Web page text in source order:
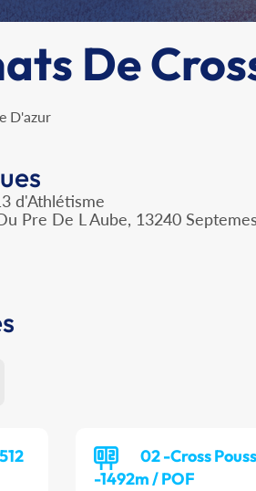
De
D'azur
d'Athlétisme
Pre De L Aube, 13240
02 -Cross
-1492m / POF